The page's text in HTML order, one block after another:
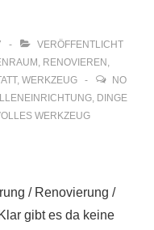
VERÖFFENTLICHT
, RENOVIEREN ,
, WERKZEUG
NO
, DINGE
WERKZEUG
/ Renovierung /
gibt es da keine